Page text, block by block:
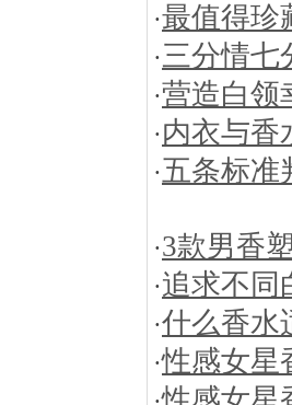
·最值得珍
·三分情七
·营造白领
·内衣与香
·五条标准
·3款男香
·追求不同
·什么香水
·性感女星